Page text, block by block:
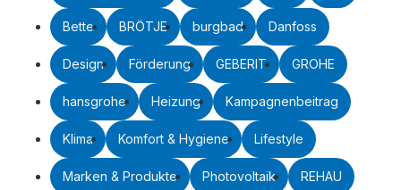
Bette BRÖTJE burgbad Danfoss
Design Förderung GEBERIT GROHE
hansgrohe Heizung Kampagnenbeitrag
Klima Komfort & Hygiene Lifestyle
Marken & Produkte Photovoltaik REHAU